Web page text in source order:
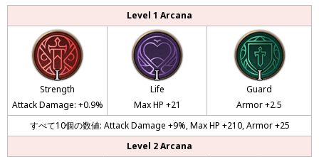
Level 1 Arcana
Strength
Attack Damage: +0.9%
Life
Max HP +21
Guard
Armor +2.5
すべて10個の数値: Attack Damage +9%, Max HP +210, Armor +25
Level 2 Arcana